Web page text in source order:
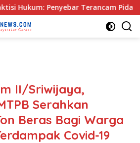
Terancam Pidana
II/Sriwijaya,
Serahkan
Beras Bagi Warga
Covid-19